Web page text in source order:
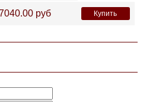
руб Купить